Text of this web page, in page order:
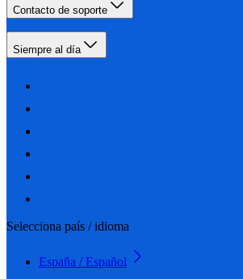
Contacto de soporte
Siempre al día
Selecciona país / idioma
España / Español